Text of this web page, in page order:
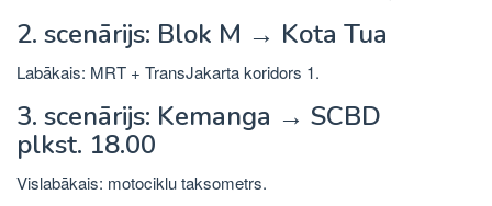
2. scenārijs: Blok M → Kota Tua
Labākais: MRT + TransJakarta koridors 1.
3. scenārijs: Kemanga → SCBD
plkst. 18.00
Vislabākais: motociklu taksometrs.